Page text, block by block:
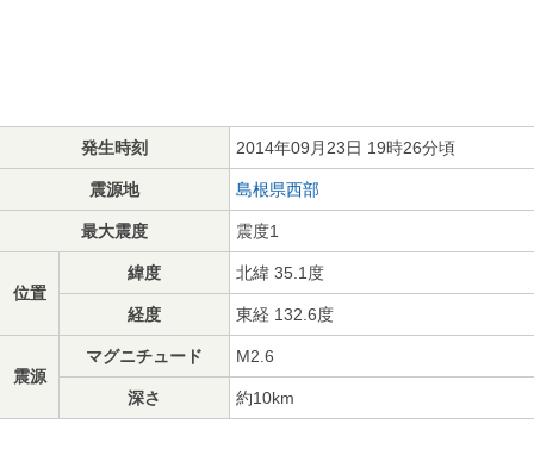
発生時刻 2014年09月23日 19時26分頃
震源地 島根県西部
最大震度 震度1
位置
緯度 北緯 35.1度
経度 東経 132.6度
震源
マグニチュード M2.6
深さ 約10km